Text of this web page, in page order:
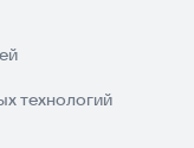
технологий